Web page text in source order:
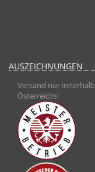
AUSZEICHNUNGEN
Versand nur innerhalb
Österreichs!